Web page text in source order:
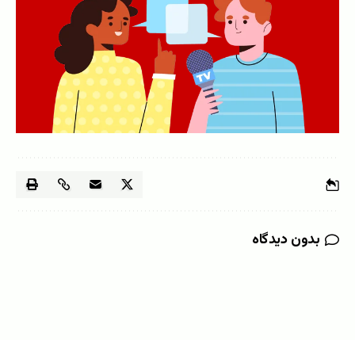
بدون دیدگاه